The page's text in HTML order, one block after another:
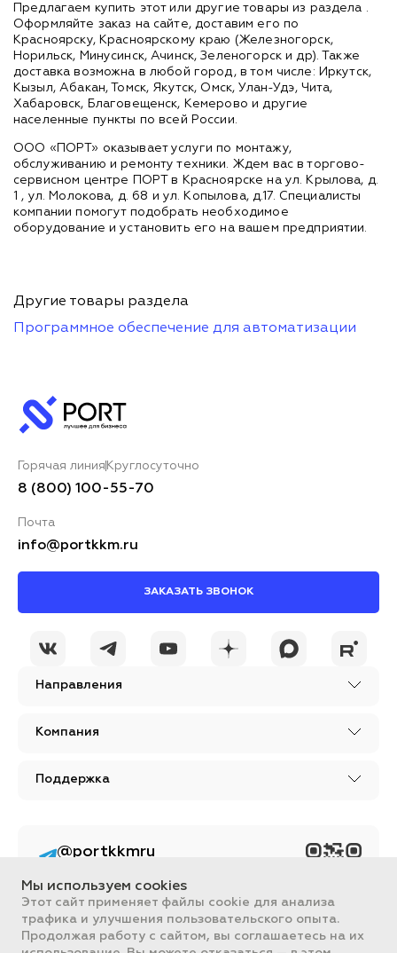
Предлагаем купить этот или другие товары из раздела .
Оформляйте заказ на сайте, доставим его по
Красноярску, Красноярскому краю (Железногорск,
Норильск, Минусинск, Ачинск, Зеленогорск и др). Также
доставка возможна в любой город, в том числе: Иркутск,
Кызыл, Абакан, Томск, Якутск, Омск, Улан-Удэ, Чита,
Хабаровск, Благовещенск, Кемерово и другие
населенные пункты по всей России.
ООО «ПОРТ» оказывает услуги по монтажу,
обслуживанию и ремонту техники. Ждем вас в торгово-
сервисном центре ПОРТ в Красноярске на ул. Крылова, д.
1 , ул. Молокова, д. 68 и ул. Копылова, д.17. Специалисты
компании помогут подобрать необходимое
оборудование и установить его на вашем предприятии.
Другие товары раздела
Программное обеспечение для автоматизации
Направления
Компания
Поддержка
Горячая линия Круглосуточно
8 (800) 100-55-70
Почта
info@portkkm.ru
ЗАКАЗАТЬ ЗВОНОК
Вся информация, размещенная на сайте, носит ознакомительный
характер и не является публичной офертой, определяемой
@portkkmru
контент PORT - бизнес
портал
Мы используем cookies
Этот сайт применяет файлы cookie для анализа
трафика и улучшения пользовательского опыта.
Продолжая работу с сайтом, вы соглашаетесь на их